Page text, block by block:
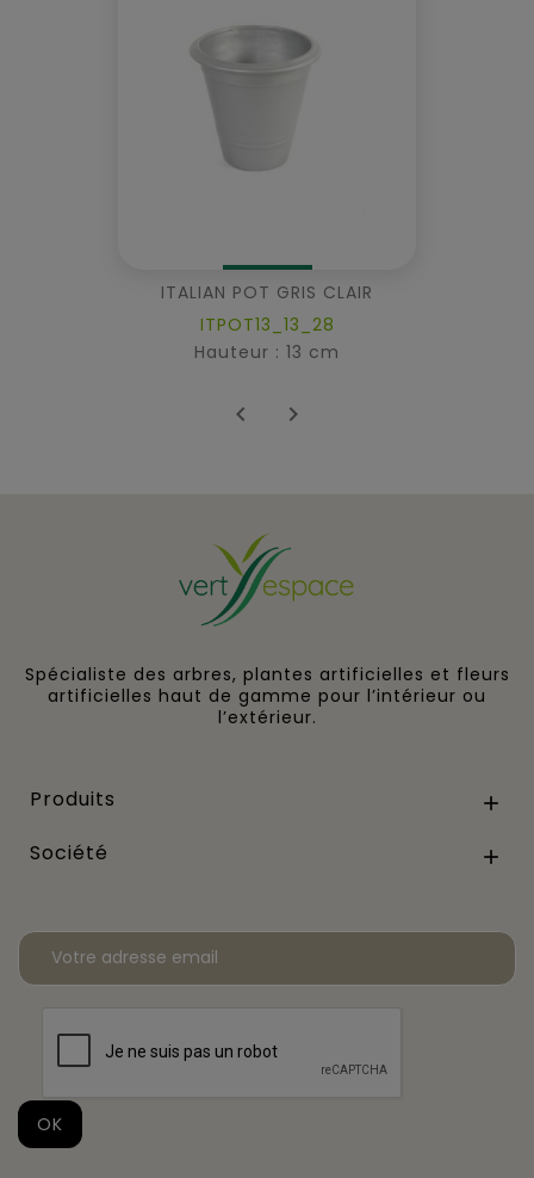
ITALIAN POT GRIS CLAIR
ITPOT13_13_28
Hauteur : 13 cm
 
Spécialiste des arbres, plantes artificielles et fleurs
artificielles haut de gamme pour l’intérieur ou
l’extérieur.
Produits 
Société 